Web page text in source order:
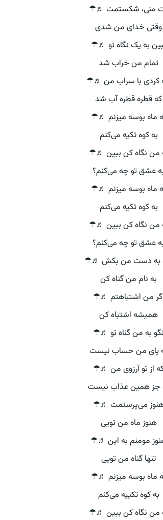
منی‌، شکستمت ♬☂
وقتی‌ خدای من شدی
به یک نگاه تو ♬☂
تمام من خراب شد
کردی با سراب من ♬☂
که قطره قطره آب شد
ماه بوسه میزنم ♬☂
به کوه تکیه می‌کنم
من نگاه کن ببین ♬☂
عشق تو چه می‌کنم؟
ماه بوسه میزنم ♬☂
به کوه تکیه می‌کنم
من نگاه کن ببین ♬☂
عشق تو چه می‌کنم؟
به دست من بکش ♬☂
به نام من گناه کن
من اشتباهتم ♬☂
همیشه اشتباه کن
نگو به من گناه تو ♬☂
پای من حساب نیست
از تو آرزوی من ♬☂
جز همین عذاب نیست
می‌‌پرستمت ♬☂
هنوز ماه من تویی
مومنم به این ♬☂
تنها گناه من تویی
ماه بوسه میزنم ♬☂
به کوه تکییه می‌کنم
من نگاه کن ببین ♬☂